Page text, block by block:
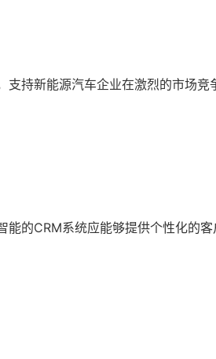
支持新能源汽车企业在激烈的市场竞
的CRM系统应能够提供个性化的客